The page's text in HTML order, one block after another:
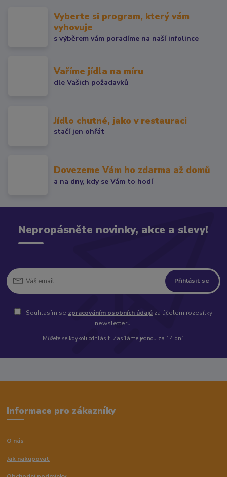
Vyberte si program, který vám
vyhovuje
s výběrem vám poradíme na naší infolince
Vaříme jídla na míru
dle Vašich požadavků
Jídlo chutné, jako v restauraci
stačí jen ohřát
Dovezeme Vám ho zdarma až domů
a na dny, kdy se Vám to hodí
Nepropásněte novinky, akce a slevy!
Přihlásit se
Souhlasím se zpracováním osobních údajů za účelem rozesílky
newsletteru.
Můžete se kdykoli odhlásit. Zasíláme jednou za 14 dní.
Informace pro zákazníky
O nás
Jak nakupovat